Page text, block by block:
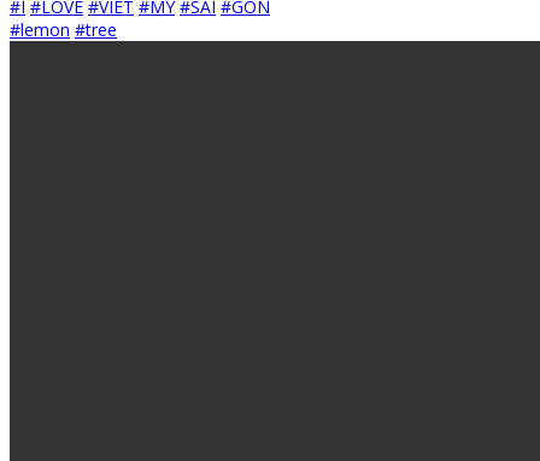
#I #LOVE #VIET #MY #SAI #GON
#lemon #tree